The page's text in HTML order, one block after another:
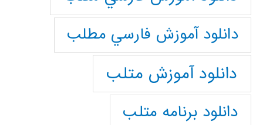
دانلود آموزش فارسي مطلب
دانلود آموزش متلب
دانلود برنامه متلب